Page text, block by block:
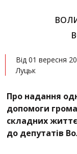
Від 01 вересня
Луцьк
Про надання
допомоги
складних
до депутатів